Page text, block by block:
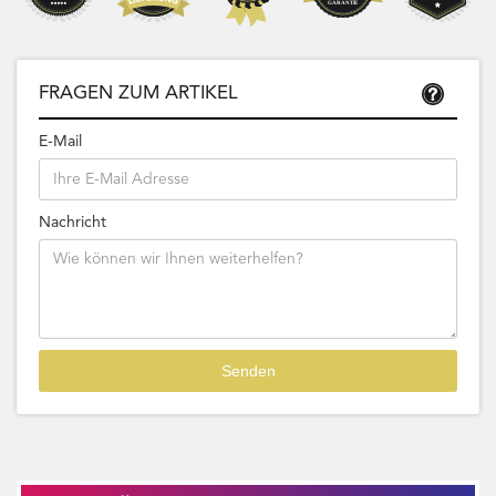
FRAGEN ZUM ARTIKEL
E-Mail
Nachricht